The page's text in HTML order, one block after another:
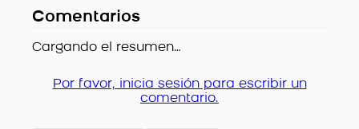
Comentarios
Cargando el resumen…
Por favor, inicia sesión para escribir un
comentario.